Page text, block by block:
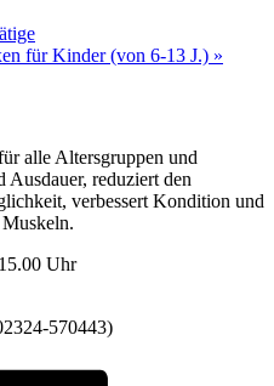
für Kinder (von 6-13 J.) »
alle Altersgruppen und
reduziert den
verbessert Kondition und
Uhr
570443)